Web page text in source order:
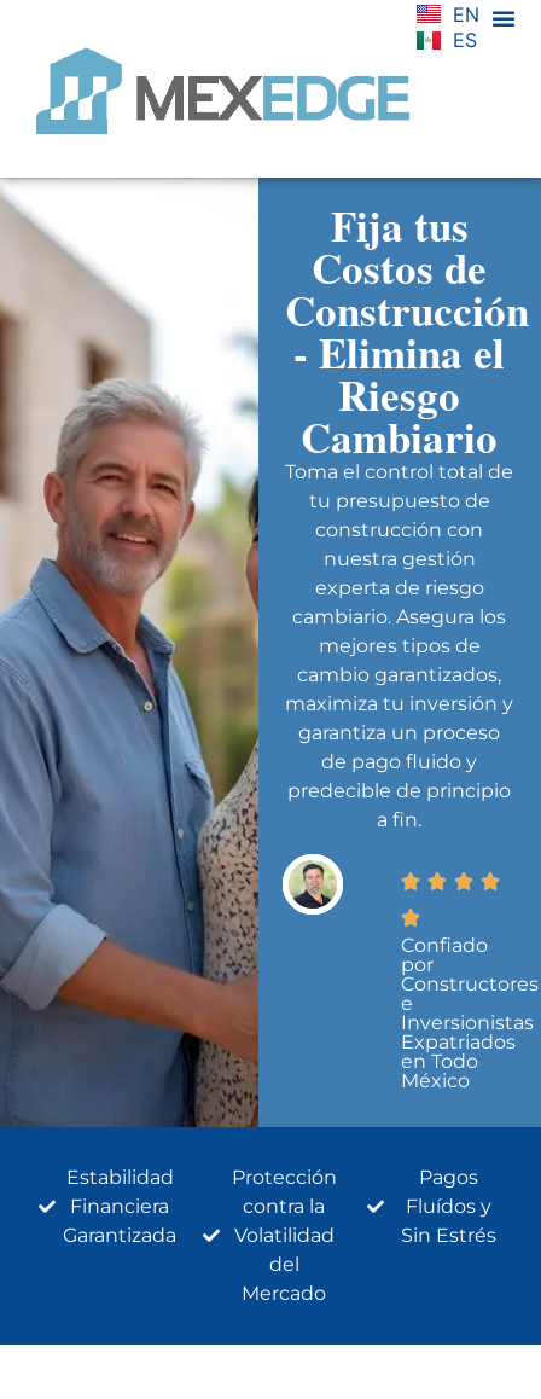
EN
ES
Fija tus
Costos de
Construcción
- Elimina el
Riesgo
Cambiario
Toma el control total de
tu presupuesto de
construcción con
nuestra gestión
experta de riesgo
cambiario. Asegura los
mejores tipos de
cambio garantizados,
maximiza tu inversión y
garantiza un proceso
de pago fluido y
predecible de principio
a fin.
Confiado
por
Constructores
e
Inversionistas
Expatriados
en Todo
México
Estabilidad
Financiera
Garantizada
Protección
contra la
Volatilidad
del
Mercado
Pagos
Fluídos y
Sin Estrés